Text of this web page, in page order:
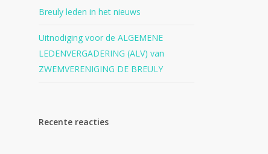
Breuly leden in het nieuws
Uitnodiging voor de ALGEMENE
LEDENVERGADERING (ALV) van
ZWEMVERENIGING DE BREULY
Recente reacties